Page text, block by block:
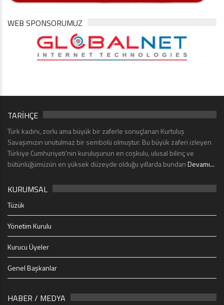
WEB SPONSORUMUZ
TARİHÇE
Türk kadını, zorlu ama büyük bir zaferle sonuçlanan Kurtuluş
Savaşımızın unutulmaz bir sembolü olmuştur. Bu büyük zaferi izleyen
Türkiye Cumhuriyeti’nin kuruluşunun en coşkulu, ulusal bilinç ve
bütünlüğümüzün en yüksek düzeyde olduğu yıllarda bundanDevamı...
KURUMSAL
Tüzük
Yönetim Kurulu
Kurucu Üyeler
Genel Başkanlar
HABER / MEDYA